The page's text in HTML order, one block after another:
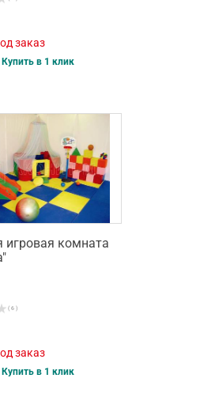
заказ
Купить в 1 клик
игровая комната
( 6 )
заказ
Купить в 1 клик